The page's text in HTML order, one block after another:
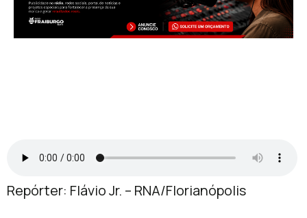
Repórter: Flávio Jr. – RNA/Florianópolis